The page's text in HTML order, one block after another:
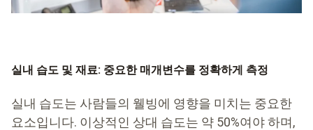
실내 습도 및 재료: 중요한 매개변수를 정확하게 측정
실내 습도는 사람들의 웰빙에 영향을 미치는 중요한
요소입니다. 이상적인 상대 습도는 약 50%여야 하며,